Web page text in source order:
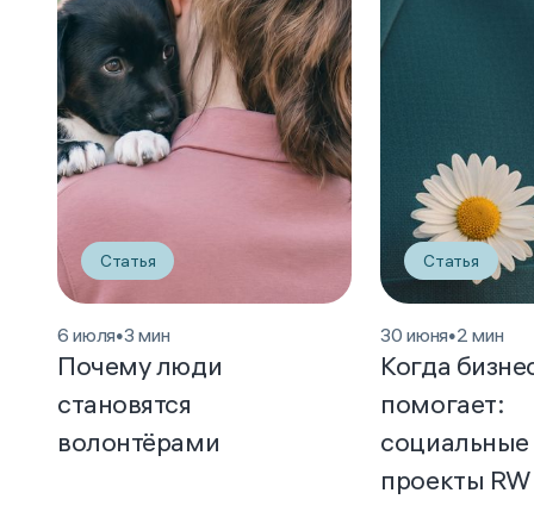
Статья
6 июля•3 мин
Почему люди
становятся
волонтёрами
Статья
30 июня•2 мин
Когда
помогает:
социальные
проекты